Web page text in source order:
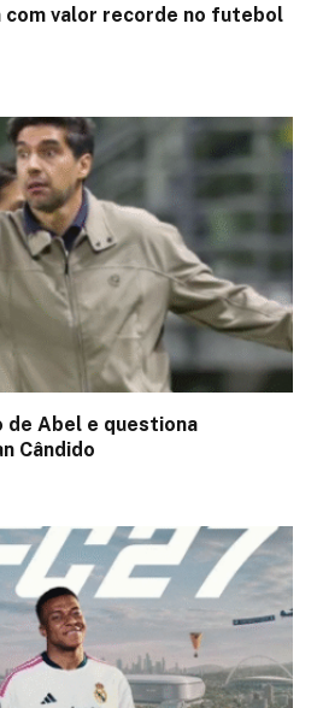
com valor recorde no futebol
Abel e questiona
Cândido